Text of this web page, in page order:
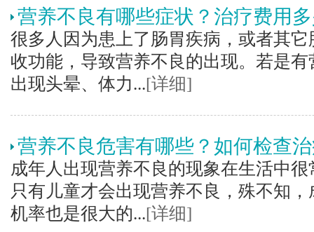
营养不良有哪些症状？治疗费用
很多人因为患上了肠胃疾病，或者其
收功能，导致营养不良的出现。若是
出现头晕、体力...[详细]
营养不良危害有哪些？如何检查
成年人出现营养不良的现象在生活中
只有儿童才会出现营养不良，殊不知
机率也是很大的...[详细]